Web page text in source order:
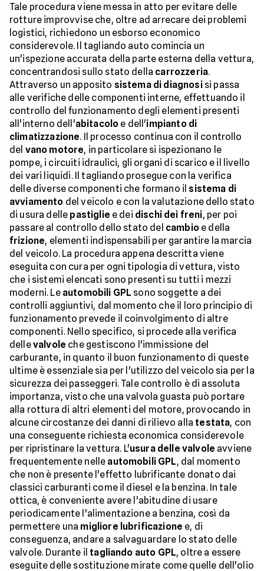
Tale procedura viene messa in atto per evitare delle
rotture improvvise che, oltre ad arrecare dei problemi
logistici, richiedono un esborso economico
considerevole. Il tagliando auto comincia un
un'ispezione accurata della parte esterna della vettura,
concentrandosi sullo stato della carrozzeria.
Attraverso un apposito sistema di diagnosisi passa
alle verifiche delle componenti interne, effettuando il
controllo del funzionamento degli elementi presenti
all'interno dell'abitacolo e dell'impianto di
climatizzazione. Il processo continua con il controllo
del vano motore, in particolare si ispezionano le
pompe, i circuiti idraulici, gli organi di scarico e il livello
dei vari liquidi. Il tagliando prosegue con la verifica
delle diverse componenti che formano il sistema di
avviamento del veicolo e con la valutazione dello stato
di usura delle pastiglie e dei dischi dei freni, per poi
passare al controllo dello stato del cambioe della
frizione, elementi indispensabili per garantire la marcia
del veicolo. La procedura appena descritta viene
eseguita con cura per ogni tipologia di vettura, visto
che i sistemi elencati sono presenti su tutti i mezzi
moderni. Le automobili GPL sono soggette a dei
controlli aggiuntivi, dal momento che il loro principio di
funzionamento prevede il coinvolgimento di altre
componenti. Nello specifico, si procede alla verifica
dellevalvole che gestiscono l'immissione del
carburante, in quanto il buon funzionamento di queste
ultime è essenziale sia per l'utilizzo del veicolo sia per la
sicurezza dei passeggeri. Tale controllo è di assoluta
importanza, visto che una valvola guasta può portare
alla rottura di altri elementi del motore, provocando in
alcune circostanze dei danni di rilievo alla testata, con
una conseguente richiesta economica considerevole
per ripristinare la vettura. L'usura delle valvole avviene
frequentemente nelle automobili GPL, dal momento
che non è presente l'effetto lubrificante donato dai
classici carburanti come il diesel e la benzina. In tale
ottica, è conveniente avere l'abitudine di usare
periodicamente l'alimentazione a benzina, così da
permettere una migliore lubrificazione e, di
conseguenza, andare a salvaguardare lo stato delle
valvole. Durante il tagliando auto GPL, oltre a essere
eseguite delle sostituzione mirate come quelle dell'olio